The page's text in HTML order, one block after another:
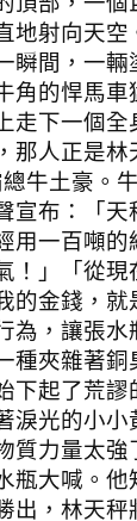
地射向天空
瞬間，一輛
角的悍馬車
走下一個全
那人正是林
牛土豪。
宣布：「天
用一百噸的
！」「從現
的金錢，就
為，讓張水
種夾雜著銅
下起了荒謬
淚光的小小
質力量太
瓶大喊。他
出，林天秤